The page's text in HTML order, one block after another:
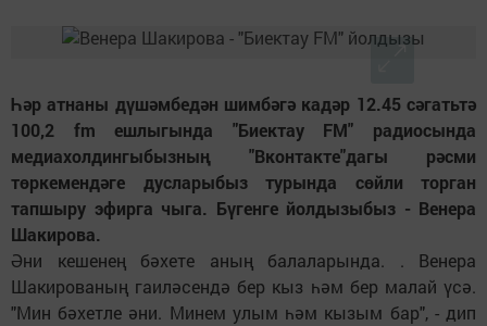
Һәр атнаны дүшәмбедән шимбәгә кадәр 12.45 сәгатьтә
100,2 fm ешлыгында "Биектау FM" радиосында
медиахолдингыбызның "Вконтакте"дагы рәсми
төркемендәге дусларыбыз турында сөйли торган
тапшыру эфирга чыга. Бүгенге йолдызыбыз - Венера
Шакирова.
Әни кешенең бәхете аның балаларында. . Венера
Шакированың гаиләсендә бер кыз һәм бер малай үсә.
"Мин бәхетле әни. Минем улым һәм кызым бар", - дип